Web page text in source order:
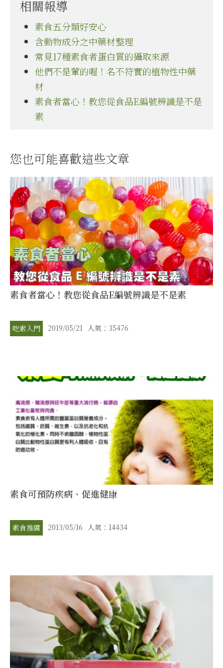
相關報導
素食五分類好安心
含動物成分之中藥材整理
常見17種素食者蛋白質的攝取來源
他們不是葷的喔！名不符實的植物性中藥
材
素食者當心！教您從食品E編號辨識是不是
素
您也可能喜歡這些文章
素食者當心！教您從食品E編號辨識是不是素
吃素入門 2019/05/21 人氣：35476
素食可預防疾病、促進健康
素食推廣 2013/05/16 人氣：14434